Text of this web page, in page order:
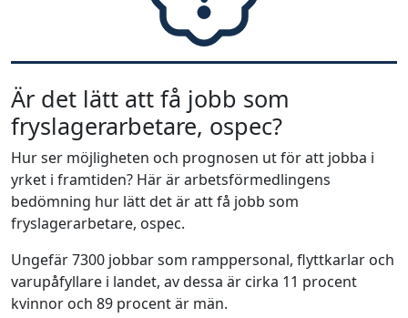
Är det lätt att få jobb som
fryslagerarbetare, ospec?
Hur ser möjligheten och prognosen ut för att jobba i
yrket i framtiden? Här är arbetsförmedlingens
bedömning hur lätt det är att få jobb som
fryslagerarbetare, ospec.
Ungefär 7300 jobbar som ramppersonal, flyttkarlar och
varupåfyllare i landet, av dessa är cirka 11 procent
kvinnor och 89 procent är män.